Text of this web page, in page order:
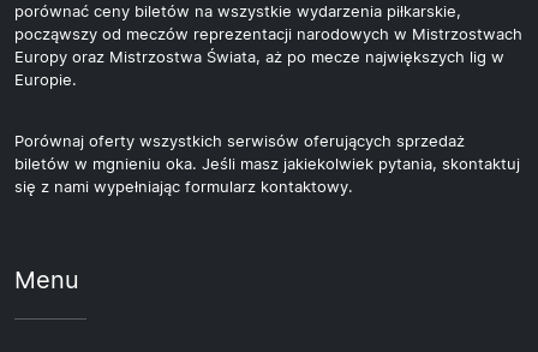
porównać ceny biletów na wszystkie wydarzenia piłkarskie,
począwszy od meczów reprezentacji narodowych w Mistrzostwach
Europy oraz Mistrzostwa Świata, aż po mecze największych lig w
Europie.
Porównaj oferty wszystkich serwisów oferujących sprzedaż
biletów w mgnieniu oka. Jeśli masz jakiekolwiek pytania, skontaktuj
się z nami wypełniając formularz kontaktowy.
Menu